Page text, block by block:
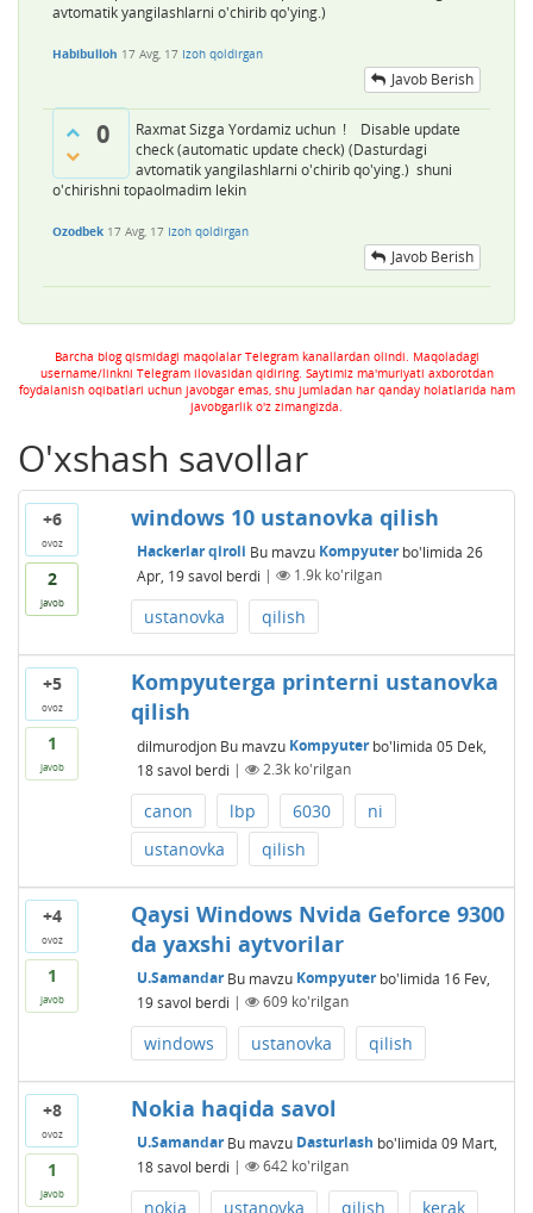
avtomatik yangilashlarni o'chirib qo'ying.)
Habibulloh 17 Avg, 17 Izoh qoldirgan
Javob Berish
0
Raxmat Sizga Yordamiz uchun ! Disable update
check (automatic update check) (Dasturdagi
avtomatik yangilashlarni o'chirib qo'ying.) shuni
o'chirishni topaolmadim lekin
Ozodbek 17 Avg, 17 Izoh qoldirgan
Javob Berish
Barcha blog qismidagi maqolalar Telegram kanallardan olindi. Maqoladagi
username/linkni Telegram ilovasidan qidiring. Saytimiz ma'muriyati axborotdan
foydalanish oqibatlari uchun javobgar emas, shu jumladan har qanday holatlarida ham
javobgarlik o'z zimangizda.
O'xshash savollar
+6
ovoz
2
javob
windows 10 ustanovka qilish
Hackerlar qiroli Bu mavzu Kompyuterbo'limida 26
Apr, 19 savol berdi | 1.9kko'rilgan
ustanovka qilish
+5
ovoz
1
javob
Kompyuterga printerni ustanovka
qilish
dilmurodjon Bu mavzu Kompyuterbo'limida 05 Dek,
18 savol berdi | 2.3kko'rilgan
canon lbp 6030
ni
ustanovka
qilish
+4
ovoz
1
javob
Qaysi Windows Nvida Geforce 9300
da yaxshi aytvorilar
U.Samandar Bu mavzu Kompyuterbo'limida 16 Fev,
19 savol berdi | 609ko'rilgan
windows ustanovka qilish
+8
ovoz
1
javob
Nokia haqida savol
U.Samandar Bu mavzu Dasturlash bo'limida 09 Mart,
18 savol berdi | 642ko'rilgan
nokia ustanovka qilish kerak